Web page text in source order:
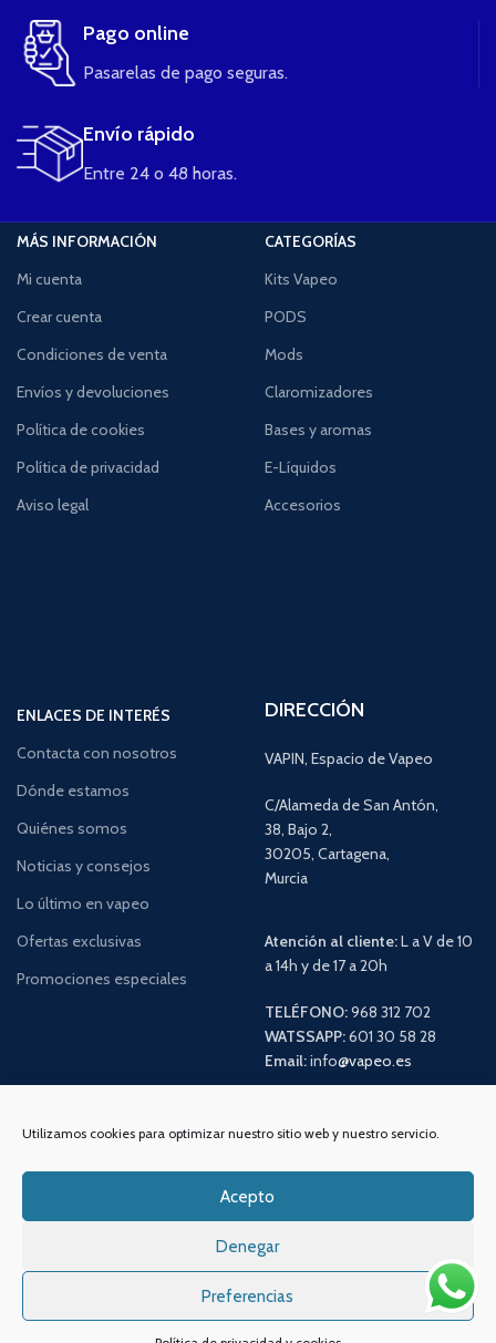
Utilizamos cookies para optimizar nuestro sitio web y nuestro servicio.
Acepto
Denegar
Preferencias
Pago online
Pasarelas de pago seguras.
Envío rápido
Entre 24 o 48 horas.
MÁS INFORMACIÓN
Mi cuenta
Crear cuenta
Condiciones de venta
Envíos y devoluciones
Política de cookies
Política de privacidad
Aviso legal
CATEGORÍAS
Kits Vapeo
PODS
Mods
Claromizadores
Bases y aromas
E-Líquidos
Accesorios
ENLACES DE INTERÉS
Contacta con nosotros
Dónde estamos
Quiénes somos
Noticias y consejos
Lo último en vapeo
Ofertas exclusivas
Promociones especiales
DIRECCIÓN
VAPIN, Espacio de Vapeo
C/Alameda de San Antón,
38, Bajo 2,
30205, Cartagena,
Murcia
Atención al cliente:L a V de 10
a 14h y de 17 a 20h
TELÉFONO:968 312 702
WATSSAPP:601 30 58 28
Email:info@vapeo.es
Sistema de envío